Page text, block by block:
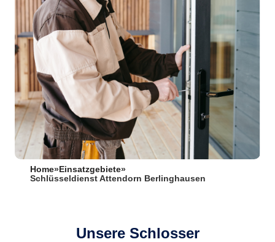
Home» Einsatzgebiete»
Schlüsseldienst Attendorn Berlinghausen
Unsere Schlosser